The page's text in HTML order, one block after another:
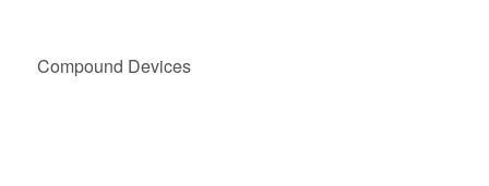
Compound Devices